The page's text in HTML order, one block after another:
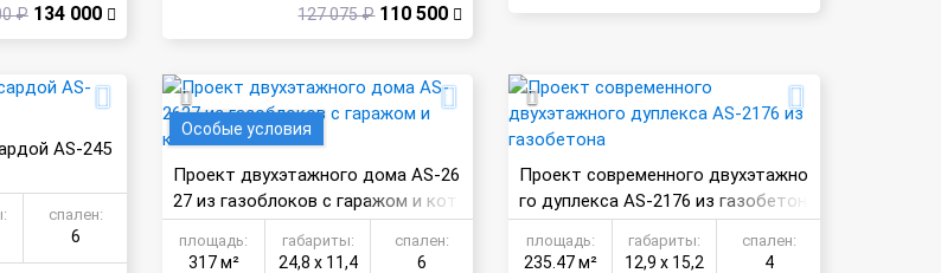
₽ 134 000 127 075 ₽ 110 500
AS-245
спален:
6
Особые условия
Проект двухэтажного дома AS-26
27 из газоблоков с гаражом и кот
ельной
площадь:
317 м²
габариты:
24,8 х 11,4
спален:
6
Проект современного двухэтажно
го дуплекса AS-2176 из газобетон
а
площадь:
235.47 м²
габариты:
12,9 х 15,2
спален:
4